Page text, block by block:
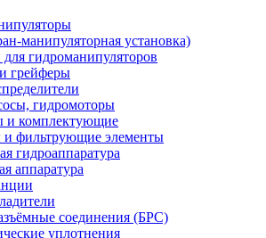
манипуляторная установка)
для гидроманипуляторов
грейферы
гидромоторы
и комплектующие
фильтрующие элементы
гидроаппаратура
аппаратура
соединения (БРС)
уплотнения